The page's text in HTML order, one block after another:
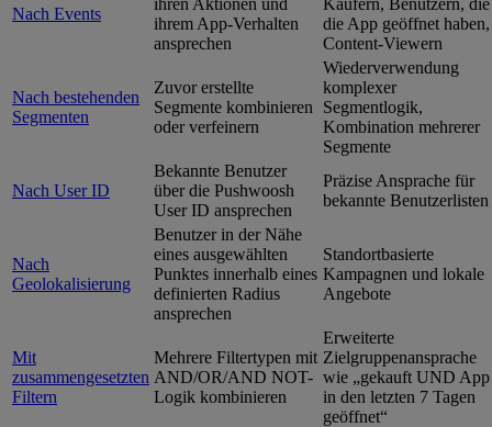
Nach Events
ihren Aktionen und
ihrem App-Verhalten
ansprechen
Käufern, Benutzern, die
die App geöffnet haben,
Content-Viewern
Nach bestehenden
Segmenten
Zuvor erstellte
Segmente kombinieren
oder verfeinern
Wiederverwendung
komplexer
Segmentlogik,
Kombination mehrerer
Segmente
Nach User ID
Bekannte Benutzer
über die Pushwoosh
User ID ansprechen
Präzise Ansprache für
bekannte Benutzerlisten
Nach
Geolokalisierung
Benutzer in der Nähe
eines ausgewählten
Punktes innerhalb eines
definierten Radius
ansprechen
Standortbasierte
Kampagnen und lokale
Angebote
Mit
zusammengesetzten
Filtern
Mehrere Filtertypen mit
AND/OR/AND NOT-
Logik kombinieren
Erweiterte
Zielgruppenansprache
wie „gekauft UND App
in den letzten 7 Tagen
geöffnet“